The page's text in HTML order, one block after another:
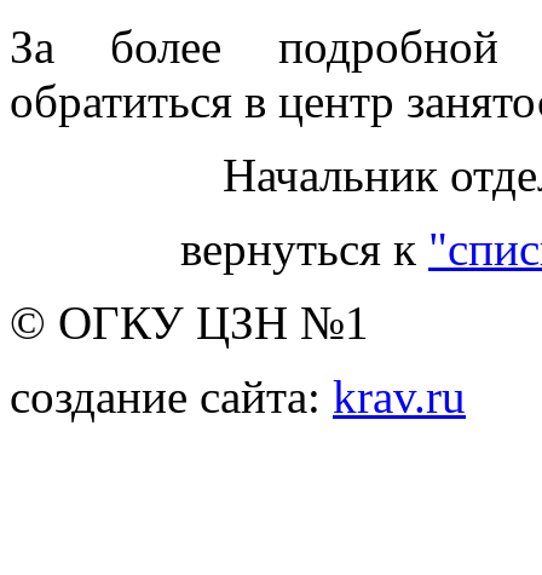
За более подробной
обратиться в центр
Начальник
вернуться к
© ОГКУ ЦЗН №1
создание сайта: krav.ru